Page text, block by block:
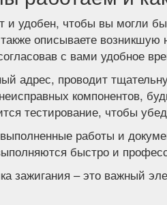
и удобен, чтобы вы могли
описываете
с вами удобное
адрес, проводит
компонентов,
тестирование, чтобы
работы и
быстро и
зажигания – это важный